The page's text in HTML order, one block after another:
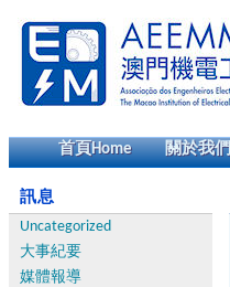
首頁Home 關於我們
訊息
Uncategorized
大事紀要
媒體報導